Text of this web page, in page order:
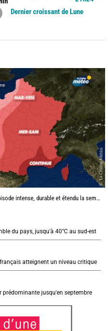
Dernier croissant de Lune
durable et étendu la semaine prochaine
du pays, jusqu'à 40°C au sud-est
atteignent un niveau critique
prédominante jusqu'en septembre